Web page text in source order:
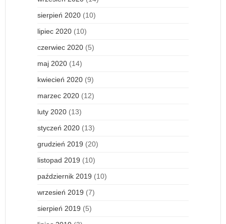
sierpień 2020 (10)
lipiec 2020 (10)
czerwiec 2020 (5)
maj 2020 (14)
kwiecień 2020 (9)
marzec 2020 (12)
luty 2020 (13)
styczeń 2020 (13)
grudzień 2019 (20)
listopad 2019 (10)
październik 2019 (10)
wrzesień 2019 (7)
sierpień 2019 (5)